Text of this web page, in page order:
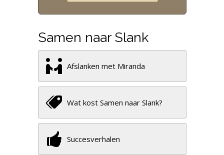
Samen naar Slank
Afslanken met Miranda
Wat kost Samen naar Slank?
Succesverhalen